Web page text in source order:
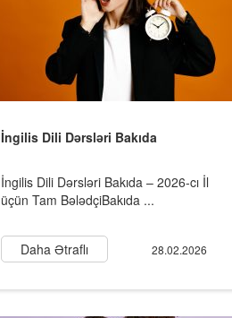
İngilis Dili Dərsləri Bakıda
İngilis Dili Dərsləri Bakıda – 2026-cı İl
üçün Tam BələdçiBakıda ...
Daha Ətraflı 28.02.2026